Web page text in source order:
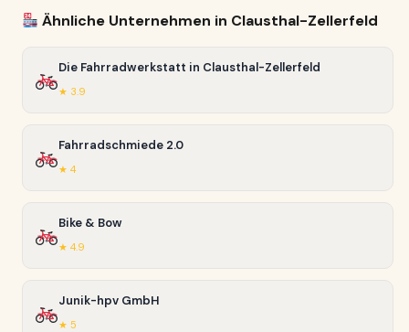
Ähnliche Unternehmen in Clausthal-Zellerfeld
Die Fahrradwerkstatt in Clausthal-Zellerfeld
★ 3.9
Fahrradschmiede 2.0
★ 4
Bike & Bow
★ 4.9
Junik-hpv GmbH
★ 5